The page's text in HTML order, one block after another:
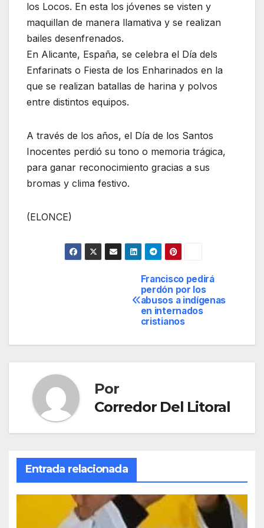
los Locos. En esta los jóvenes se visten y
maquillan de manera llamativa y se realizan
bailes desenfrenados.
En Alicante, España, se celebra el Día dels
Enfarinats o Fiesta de los Enharinados en la
que se realizan batallas de harina y polvos
entre distintos equipos.
A través de los años, el Día de los Santos
Inocentes perdió su tono o memoria trágica,
para ganar reconocimiento gracias a sus
bromas y clima festivo.
(ELONCE)
Francisco pedirá
perdón por los
abusos a indígenas
en internados
cristianos
Por
Corredor Del Litoral
Entrada relacionada